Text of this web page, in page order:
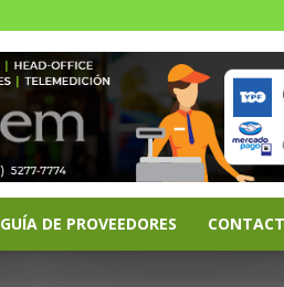
GUÍA DE PROVEEDORES